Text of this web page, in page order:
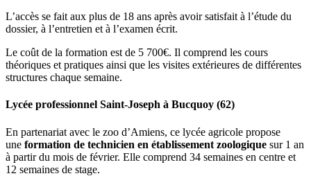
L’accès se fait aux plus de 18 ans après avoir satisfait à l’étude du
dossier, à l’entretien et à l’examen écrit.
Le coût de la formation est de 5 700€. Il comprend les cours
théoriques et pratiques ainsi que les visites extérieures de différentes
structures chaque semaine.
Lycée professionnel Saint-Joseph à Bucquoy (62)
En partenariat avec le zoo d’Amiens, ce lycée agricole propose
une formation de technicien en établissement zoologique sur 1 an
à partir du mois de février. Elle comprend 34 semaines en centre et
12 semaines de stage.